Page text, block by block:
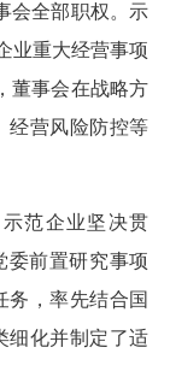
会全部职权。示
业重大经营事项
董事会在战略方
经营风险防控等
范企业坚决贯
委前置研究事项
务，率先结合国
细化并制定了适